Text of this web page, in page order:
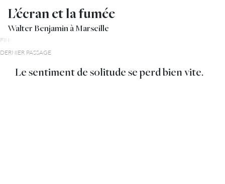
L’écran et la fumée
Walter Benjamin à Marseille
FIN
DERNIER PASSAGE
Le sentiment de solitude se perd bien vite.